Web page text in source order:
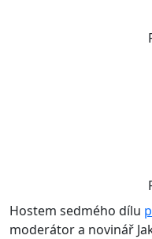
Hostem sedmého dílu
moderátor a novinář